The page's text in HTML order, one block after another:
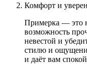
Комфорт и
Примерка — это
возможность
невестой и
стилю и
и даёт вам